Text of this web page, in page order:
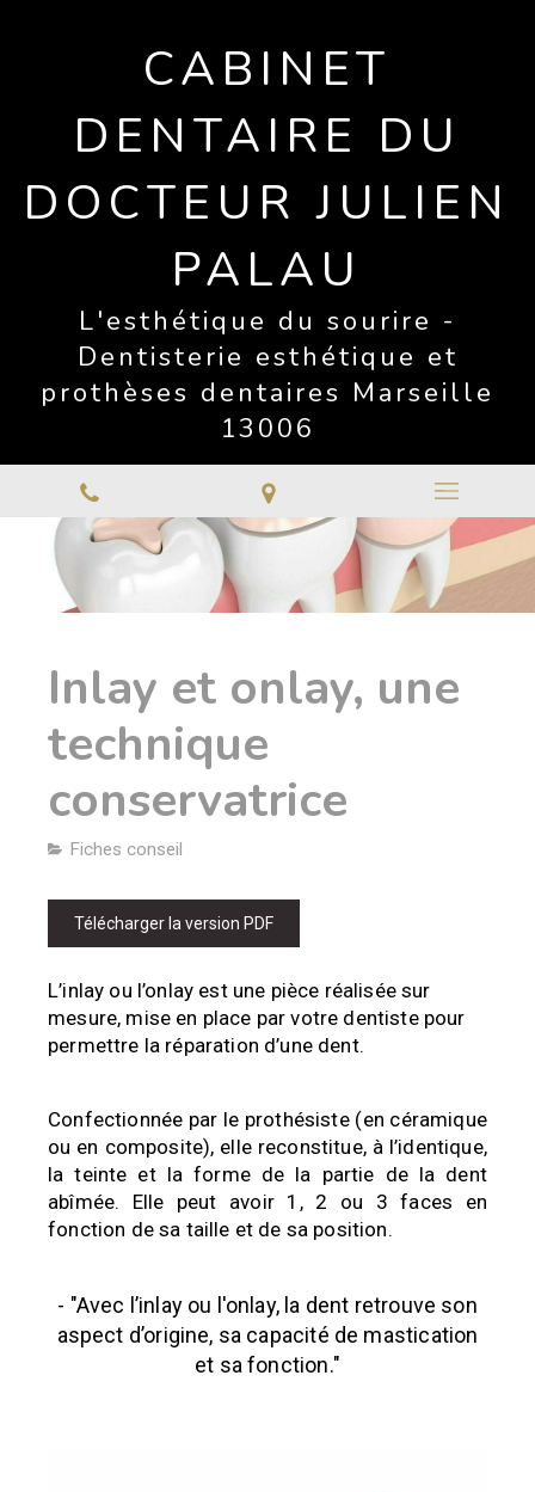
CABINET
DENTAIRE DU
DOCTEUR JULIEN
PALAU
L'esthétique du sourire -
Dentisterie esthétique et
prothèses dentaires Marseille
13006
Inlay et onlay, une
technique
conservatrice
Fiches conseil
Télécharger la version PDF
L’inlay ou l’onlay est une pièce réalisée sur
mesure, mise en place par votre dentiste pour
permettre la réparation d’une dent.
Confectionnée par le prothésiste (en céramique
ou en composite), elle reconstitue, à l’identique,
la teinte et la forme de la partie de la dent
abîmée. Elle peut avoir 1, 2 ou 3 faces en
fonction de sa taille et de sa position.
- "Avec l’inlay ou l'onlay, la dent retrouve son
aspect d’origine, sa capacité de mastication
et sa fonction."